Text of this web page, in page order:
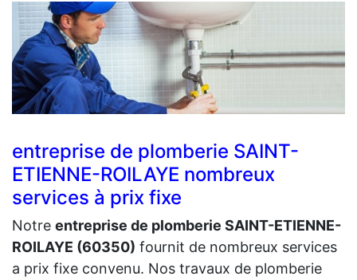
entreprise de plomberie SAINT-
ETIENNE-ROILAYE nombreux
services à prix fixe
Notre entreprise de plomberie SAINT-ETIENNE-
ROILAYE (60350) fournit de nombreux services
a prix fixe convenu. Nos travaux de plomberie